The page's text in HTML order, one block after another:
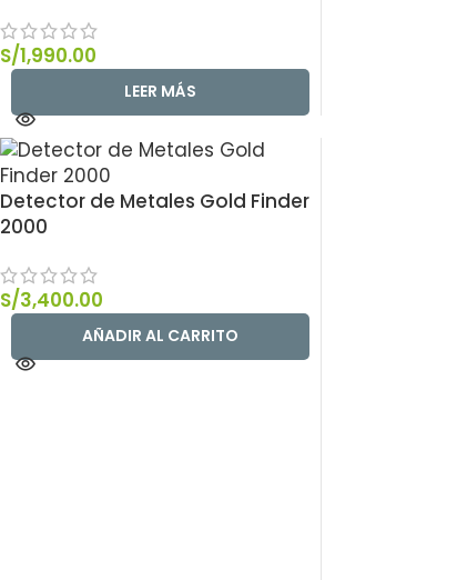
S/1,990.00
LEER MÁS
Detector de Metales Gold Finder
2000
S/3,400.00
AÑADIR AL CARRITO